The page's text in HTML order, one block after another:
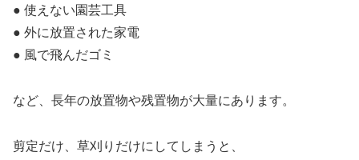
● 使えない園芸工具
● 外に放置された家電
● 風で飛んだゴミ
など、長年の放置物や残置物が大量にあります。
剪定だけ、草刈りだけにしてしまうと、